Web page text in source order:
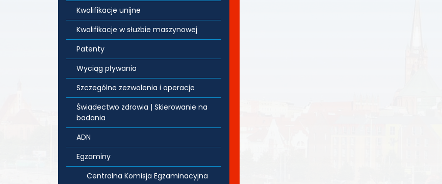
Kwalifikacje unijne
Kwalifikacje w służbie maszynowej
Patenty
Wyciąg pływania
Szczególne zezwolenia i operacje
Świadectwo zdrowia | Skierowanie na
badania
ADN
Egzaminy
Centralna Komisja Egzaminacyjna